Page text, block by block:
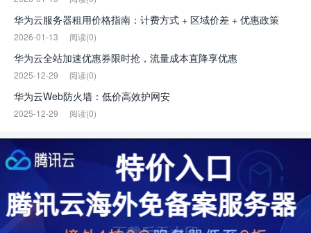
华为云服务器租用价格指南：计费方式 + 区域价差 + 优惠政策
2026-01-13 阅读(0)
华为云全站加速优惠券限时抢，流量成本直降享优惠
2025-12-29 阅读(0)
华为云Web防火墙：低价高效护网安
2025-12-29 阅读(0)